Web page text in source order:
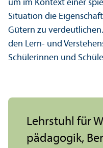
um im Kontext einer
Situation die
Gütern zu
den Lern- und
Schülerinnen und
Lehr­stuhl für
pädagogik,